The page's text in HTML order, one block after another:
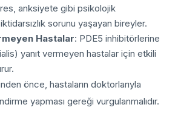
anksiyete gibi psikolojik
sorunu yaşayan bireyler.
Hastalar: PDE5 inhibitörlerine
yanıt vermeyen hastalar için etkili
önce, hastaların doktorlarıyla
yapması gereği vurgulanmalıdır.